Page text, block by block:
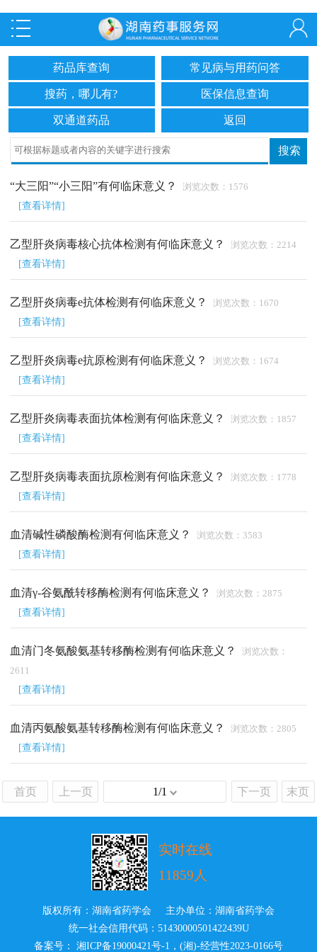
药品库查询 常见病与用药问答
搜药，哪儿有? 医保信息查询
双通道药品 返回
“大三阳”“小三阳”有何临床意义？ 浏览次数：1576
[查看详情]
乙型肝炎病毒核心抗体检测有何临床意义？ 浏览次数：2214
[查看详情]
乙型肝炎病毒e抗体检测有何临床意义？ 浏览次数：1670
[查看详情]
乙型肝炎病毒e抗原检测有何临床意义？ 浏览次数：1674
[查看详情]
乙型肝炎病毒表面抗体检测有何临床意义？ 浏览次数：1857
[查看详情]
乙型肝炎病毒表面抗原检测有何临床意义？ 浏览次数：1778
[查看详情]
血清碱性磷酸酶检测有何临床意义？ 浏览次数：3583
[查看详情]
血清γ-谷氨酰转移酶检测有何临床意义？ 浏览次数：2875
[查看详情]
血清门冬氨酸氨基转移酶检测有何临床意义？ 浏览次数：
2611
[查看详情]
血清丙氨酸氨基转移酶检测有何临床意义？ 浏览次数：2805
[查看详情]
首页 上一页 1/1 下一页 末页
实时在线
11859人
版权所有：湖南省药学会 主办单位：湖南省药学会
统一社会信用代码：51430000501422439U
备案号： 湘ICP备19000421号-1 ， (湘)-经营性2023-0166号